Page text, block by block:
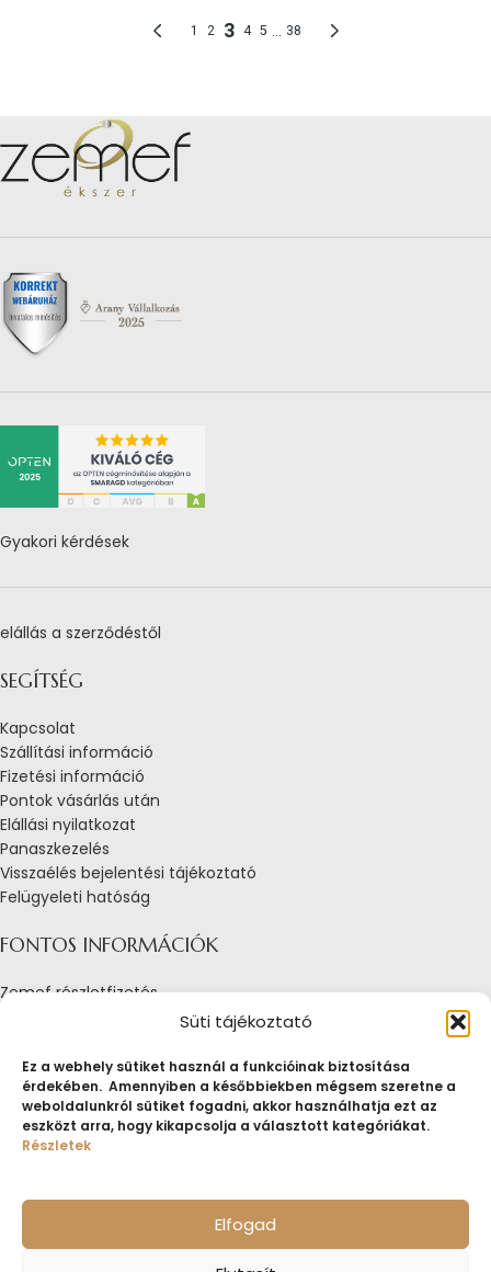
Süti tájékoztató
Ez a webhely sütiket használ a funkcióinak biztosítása
érdekében. Amennyiben a későbbiekben mégsem szeretne a
weboldalunkról sütiket fogadni, akkor használhatja ezt az
eszközt arra, hogy kikapcsolja a választott kategóriákat.
Részletek
Elfogad
Gyakori kérdések
elállás a szerződéstől
SEGÍTSÉG
Kapcsolat
Szállítási információ
Fizetési információ
Pontok vásárlás után
Elállási nyilatkozat
Panaszkezelés
Visszaélés bejelentési tájékoztató
Felügyeleti hatóság
FONTOS INFORMÁCIÓK
Zemef részletfizetés
Adatkezelési tájékoztató
Tájékoztató sütik alkalmazásáról
Fogyasztóvédelmi tájékoztató
Jogi nyilatkozat
Impresszum